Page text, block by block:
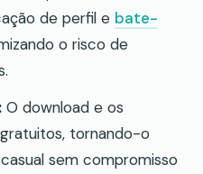
de perfil e bate-
o risco de
O download e os
tornando-o
sem compromisso